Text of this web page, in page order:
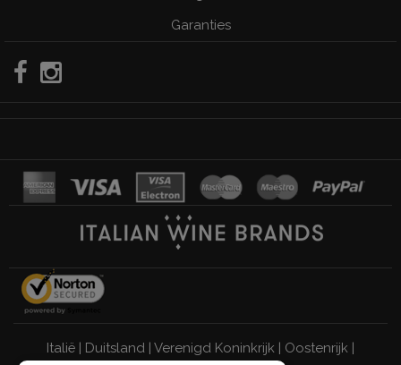
Garanties
Italië | Duitsland | Verenigd Koninkrijk | Oostenrijk |